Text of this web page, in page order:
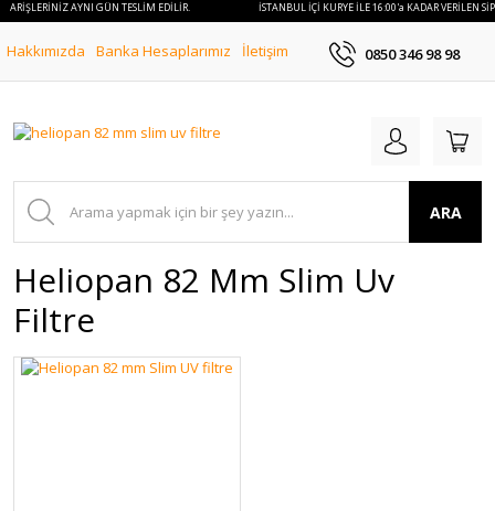
AYNI GÜN TESLİM EDİLİR. İSTANBUL İÇİ KURYE İLE 16:00'a KADAR VERİLEN
Hakkımızda Banka Hesaplarımız İletişim 0850 346 98 98
ARA
Heliopan 82 Mm Slim Uv
Filtre